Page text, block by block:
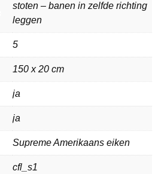
stoten – banen in zelfde richting
leggen
5
150 x 20 cm
ja
ja
Supreme Amerikaans eiken
cfl_s1